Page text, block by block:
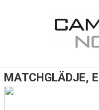
BILDGALLERI
MATCHGLÄDJE,